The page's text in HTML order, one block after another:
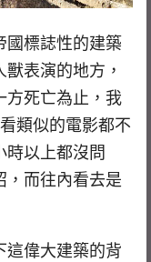
國標誌性的建築
表演的地方，
方死亡為止，我
類似的電影都不
時以上都沒問
，而往內看去是
這偉大建築的背